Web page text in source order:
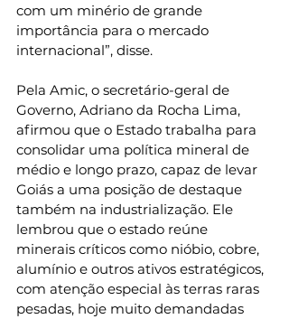
com um minério de grande
importância para o mercado
internacional”, disse.
Pela Amic, o secretário-geral de
Governo, Adriano da Rocha Lima,
afirmou que o Estado trabalha para
consolidar uma política mineral de
médio e longo prazo, capaz de levar
Goiás a uma posição de destaque
também na industrialização. Ele
lembrou que o estado reúne
minerais críticos como nióbio, cobre,
alumínio e outros ativos estratégicos,
com atenção especial às terras raras
pesadas, hoje muito demandadas